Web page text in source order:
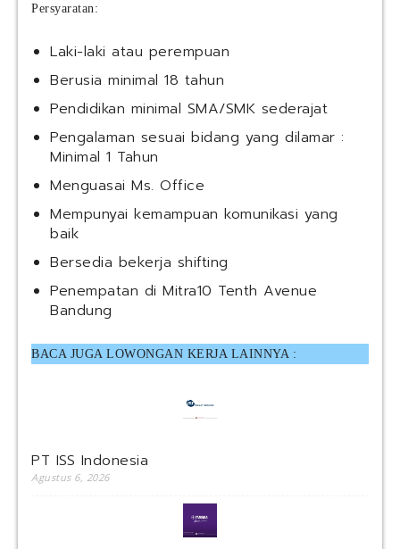
Persyaratan:
Laki-laki atau perempuan
Berusia minimal 18 tahun
Pendidikan minimal SMA/SMK sederajat
Pengalaman sesuai bidang yang dilamar :
Minimal 1 Tahun
Menguasai Ms. Office
Mempunyai kemampuan komunikasi yang
baik
Bersedia bekerja shifting
Penempatan di Mitra10 Tenth Avenue
Bandung
BACA JUGA LOWONGAN KERJA LAINNYA :
PT ISS Indonesia
Agustus 6, 2026